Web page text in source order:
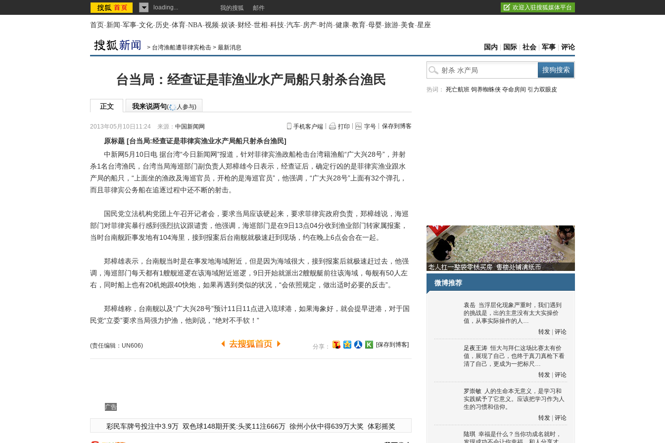
loading... 我的搜狐 邮件 欢迎入驻搜狐媒体平台
首页-新闻-军事-文化-历史-体育-NBA-视频-娱谈-财经-世相-科技-汽车-房产-时尚-健康-教育-母婴-旅游-美食-星座
> 台湾渔船遭菲律宾枪击 > 最新消息 国内 国际 社会 军事 评论
台当局：经查证是菲渔业水产局船只射杀台渔民
正文 我来说两句( 人参与)
2013年05月10日11:24 来源： 中国新闻网 手机客户端 打印 字号 保存到博客
原标题 [台当局:经查证是菲律宾渔业水产局船只射杀台渔民]
中新网5月10日电 据台湾“今日新闻网”报道，针对菲律宾渔政船枪击台湾籍渔船“广大兴28号”，并射
杀1名台湾渔民，台湾当局海巡部门副负责人郑樟雄今日表示，经查证后，确定行凶的是菲律宾渔业跟水
产局的船只，“上面坐的渔政及海巡官员，开枪的是海巡官员”，他强调，“广大兴28号”上面有32个弹孔，
而且菲律宾公务船在追逐过程中还不断的射击。
国民党立法机构党团上午召开记者会，要求当局应该硬起来，要求菲律宾政府负责，郑樟雄说，海巡
部门对菲律宾暴行感到强烈抗议跟谴责，他强调，海巡部门是在9日13点04分收到渔业部门转家属报案，
当时台南舰距事发地有104海里，接到报案后台南舰就极速赶到现场，约在晚上6点会合在一起。
郑樟雄表示，台南舰当时是在事发地海域附近，但是因为海域很大，接到报案后就极速赶过去，他强
调，海巡部门每天都有1艘舰巡逻在该海域附近巡逻，9日开始就派出2艘舰艇前往该海域，每舰有50人左
右，同时船上也有20机炮跟40快炮，如果再遇到类似的状况，“会依照规定，做出适时必要的反击”。
郑樟雄称，台南舰以及“广大兴28号”预计11日11点进入琉球港，如果海象好，就会提早进港，对于国
民党“立委”要求当局强力护渔，他则说，“绝对不手软！”
(责任编辑：UN606) 分享： [保存到博客]
广告
彩民车牌号投注中3.9万 双色球148期开奖:头奖11注666万 徐州小伙中得639万大奖 体彩摇奖
热词： 死亡航班 饲养蜘蛛侠 夺命房间 引力双眼皮
微博推荐
袁岳 当浮层化现象严重时，我们遇到
的挑战是，出的主意没有太大实操价
值，从事实际操作的人…
转发
评论
足夜王涛 恒大与拜仁这场比赛太有价
值，展现了自己，也终于真刀真枪下看
清了自己，更成为一把标尺…
转发
评论
罗崇敏 人的生命本无意义，是学习和
实践赋予了它意义。应该把学习作为人
生的习惯和信仰。
转发
评论
陆琪 幸福是什么？当你功成名就时，